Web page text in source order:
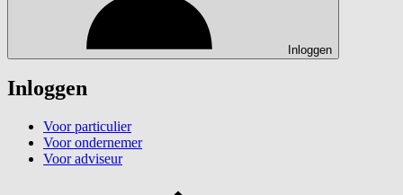
Inloggen
Inloggen
Voor particulier
Voor ondernemer
Voor adviseur